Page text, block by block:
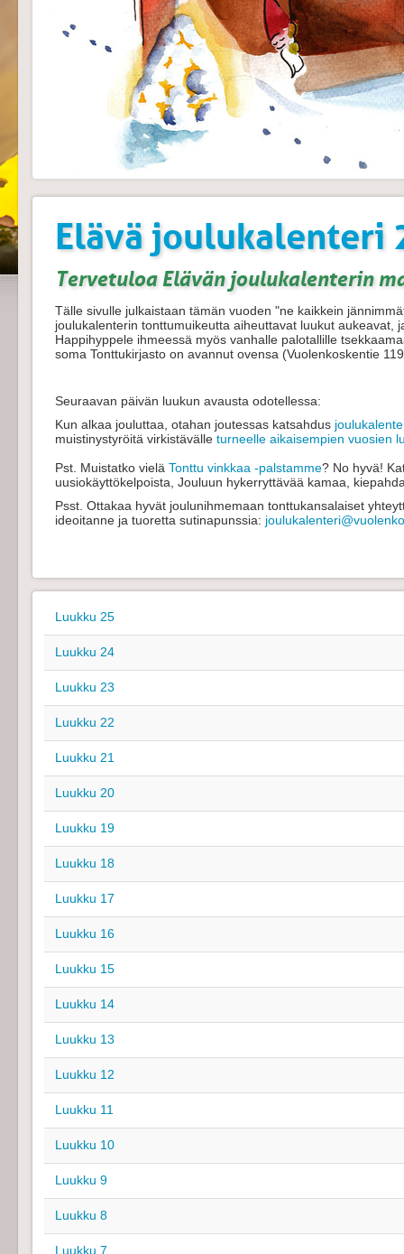
Elävä joulukalenteri
Tervetuloa Elävän joulukalenterin
Tälle sivulle julkaistaan tämän vuoden "ne kaikkein
joulukalenterin tonttumuikeutta aiheuttavat luukut aukeavat,
Happihyppele ihmeessä myös vanhalle palotallille
soma Tonttukirjasto on avannut ovensa (Vuolenkoskentie
Seuraavan päivän luukun avausta odotellessa:
Kun alkaa jouluttaa, otahan joutessas katsahdus
muistinystyröitä virkistävälle turneelle aikaisempien vuosien
Pst. Muistatko vielä Tonttu vinkkaa -palstamme? No hyvä!
uusiokäyttökelpoista, Jouluun hykerryttävää kamaa,
Psst. Ottakaa hyvät joulunihmemaan tonttukansalaiset
ideoitanne ja tuoretta sutinapunssia:
Luukku 25
Luukku 24
Luukku 23
Luukku 22
Luukku 21
Luukku 20
Luukku 19
Luukku 18
Luukku 17
Luukku 16
Luukku 15
Luukku 14
Luukku 13
Luukku 12
Luukku 11
Luukku 10
Luukku 9
Luukku 8
Luukku 7